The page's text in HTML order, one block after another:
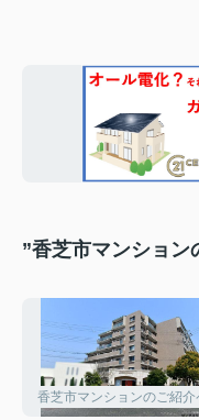
”香芝市マンション
香芝市マンションのご紹介